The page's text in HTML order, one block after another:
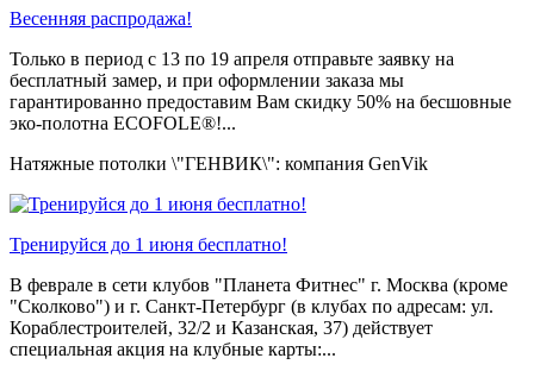
Весенняя распродажа!
Только в период c 13 по 19 апреля отправьте заявку на
бесплатный замер, и при оформлении заказа мы
гарантированно предоставим Вам скидку 50% на бесшовные
эко-полотна ECOFOLE®!...
Натяжные потолки \"ГЕНВИК\": компания GenVik
Тренируйся до 1 июня бесплатно!
В феврале в сети клубов "Планета Фитнес" г. Москва (кроме
"Сколково") и г. Санкт-Петербург (в клубах по адресам: ул.
Кораблестроителей, 32/2 и Казанская, 37) действует
специальная акция на клубные карты:...